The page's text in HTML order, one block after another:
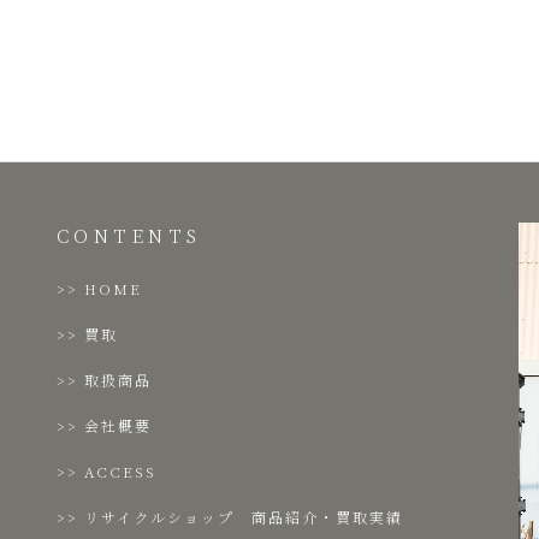
CONTENTS
HOME
買取
取扱商品
会社概要
ACCESS
リサイクルショップ 商品紹介・買取実績